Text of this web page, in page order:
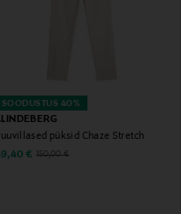
SOODUSTUS 40%
püksid Chaze Stretch
Price
€ Original Price
150,00 €